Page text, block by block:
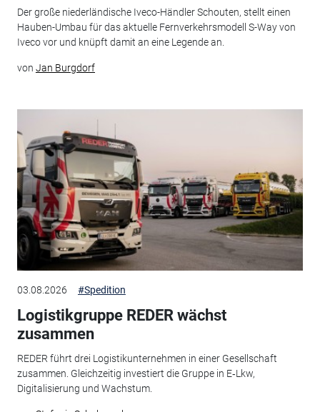
Der große niederländische Iveco-Händler Schouten, stellt einen
Hauben-Umbau für das aktuelle Fernverkehrsmodell S-Way von
Iveco vor und knüpft damit an eine Legende an.
von Jan Burgdorf
03.08.2026 #Spedition
Logistikgruppe REDER wächst
zusammen
REDER führt drei Logistikunternehmen in einer Gesellschaft
zusammen. Gleichzeitig investiert die Gruppe in E‑Lkw,
Digitalisierung und Wachstum.